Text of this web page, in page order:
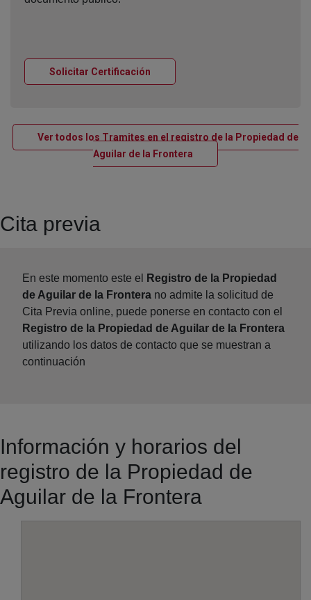
Solicitar Certificación
Ver todos los Tramites en el registro de la Propiedad de
Aguilar de la Frontera Ventana nueva
Cita previa
En este momento este el
Registro de la Propiedad
de Aguilar de la Frontera no admite la solicitud de
Cita Previa online, puede ponerse en contacto con el
Registro de la Propiedad de Aguilar de la Frontera
utilizando los datos de contacto que se muestran a
continuación
Información y horarios del
registro de la Propiedad de
Aguilar de la Frontera